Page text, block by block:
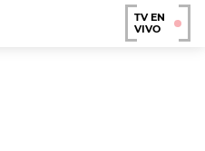
TV EN
VIVO